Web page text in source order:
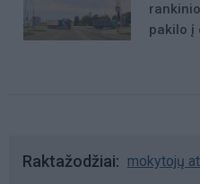
pakilo į
Raktažodžiai mokytojų